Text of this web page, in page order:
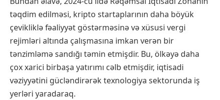
təqdim edilməsi, kripto startaplarının daha böyük
çevikliklə fəaliyyət göstərməsinə və xüsusi vergi
rejimləri altında çalışmasına imkan verən bir
tənzimləmə sandığı təmin etmişdir. Bu, ölkəyə daha
çox xarici birbaşa yatırımı cəlb etmişdir, iqtisadi
vəziyyətini gücləndirərək texnologiya sektorunda iş
yerləri yaradaraq.